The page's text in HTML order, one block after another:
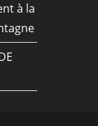
à la